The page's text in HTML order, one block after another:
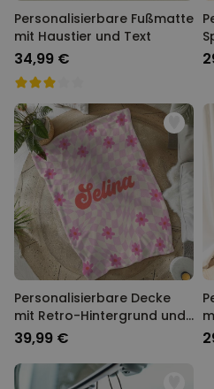
Personalisierbare Fußmatte
mit Haustier und Text
34,99 €
Personalisierbare Decke
mit Retro-Hintergrund und
Name
39,99 €